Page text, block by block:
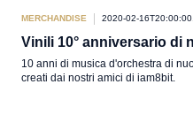
MERCHANDISE 2020-02-
Vinili 10° anniversario di
10 anni di musica d'orchestra di
creati dai nostri amici di iam8bit.